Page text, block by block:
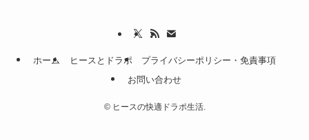
ホーム ヒースとドラポ
プライバシーポリシー・免責事項
お問い合わせ
©ヒースの快適ドラポ生活.